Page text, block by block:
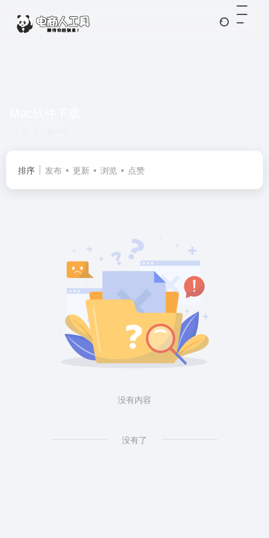
排序 发布 更新 浏览 点赞
没有内容
没有了